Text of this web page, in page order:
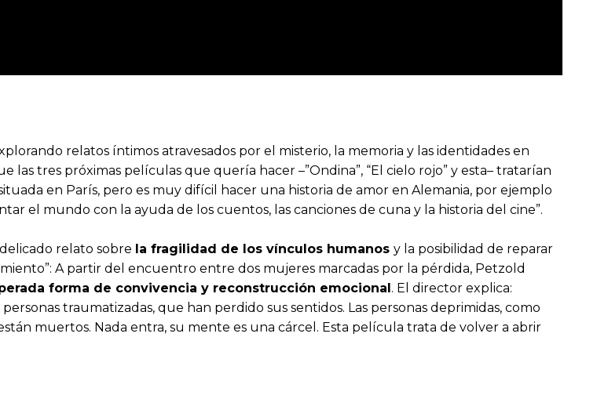
relatos íntimos atravesados por el misterio, la memoria y las identidades en
las tres próximas películas que quería hacer –”Ondina”, “El cielo rojo” y esta– tratarían
en París, pero es muy difícil hacer una historia de amor en Alemania, por ejemplo
el mundo con la ayuda de los cuentos, las canciones de cuna y la historia del cine”.
relato sobre la fragilidad de los vínculos humanos y la posibilidad de reparar
A partir del encuentro entre dos mujeres marcadas por la pérdida, Petzold
forma de convivencia y reconstrucción emocional. El director explica:
traumatizadas, que han perdido sus sentidos. Las personas deprimidas, como
muertos. Nada entra, su mente es una cárcel. Esta película trata de volver a abrir